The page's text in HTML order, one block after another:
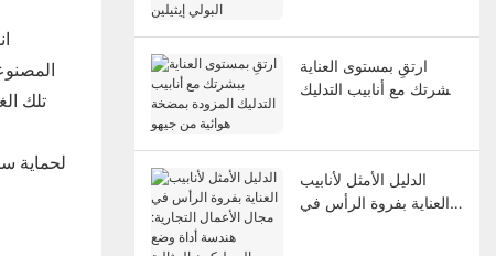
تلك
لحماية
ارتقِ بمستوى العناية
ببشرتك مع أنابيب التدليك
الدليل الأمثل لأنابيب
العناية بفروة الرأس في